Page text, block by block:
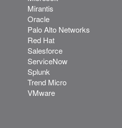
Mirantis
Oracle
Palo Alto Networks
Red Hat
Salesforce
ServiceNow
Splunk
Trend Micro
VMware